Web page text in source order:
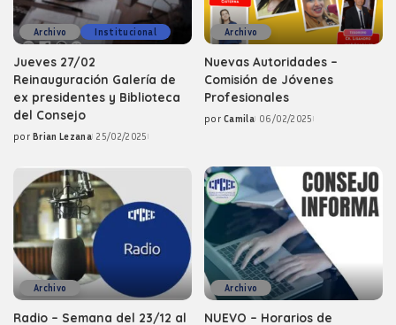
Archivo Institucional
Jueves 27/02
Reinauguración Galería de
ex presidentes y Biblioteca
del Consejo
Posted
por Brian Lezana 25/02/2025
Archivo
Nuevas Autoridades –
Comisión de Jóvenes
Profesionales
Posted
por Camila 06/02/2025
Archivo
Radio – Semana del 23/12 al
Archivo
NUEVO – Horarios de